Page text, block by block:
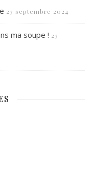
23 septembre 2024
ma soupe ! 23